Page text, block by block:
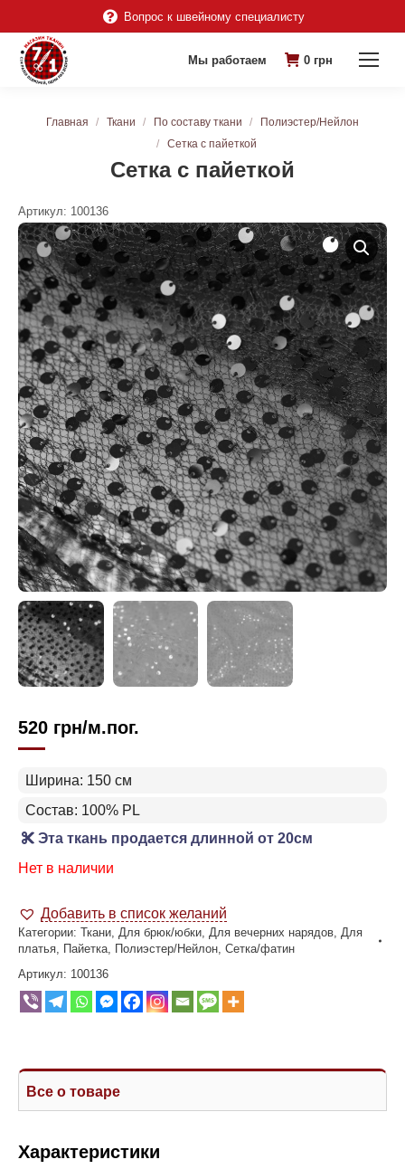
Вопрос к швейному специалисту
Мы работаем 0 грн
Сетка с пайеткой
Вы здесь:
Главная Ткани По составу ткани
Полиэстер/Нейлон
Сетка с пайеткой
Артикул: 100136
520 грн/м.пог.
Ширина: 150 см
Состав: 100% PL
Эта ткань продается длинной от 20см
Нет в наличии
Добавить в список желаний
Категории: Ткани Для брюк/юбки Для вечерних нарядов Для
платья Пайетка Полиэстер/Нейлон Сетка/фатин
Артикул: 100136
Все о товаре
Характеристики